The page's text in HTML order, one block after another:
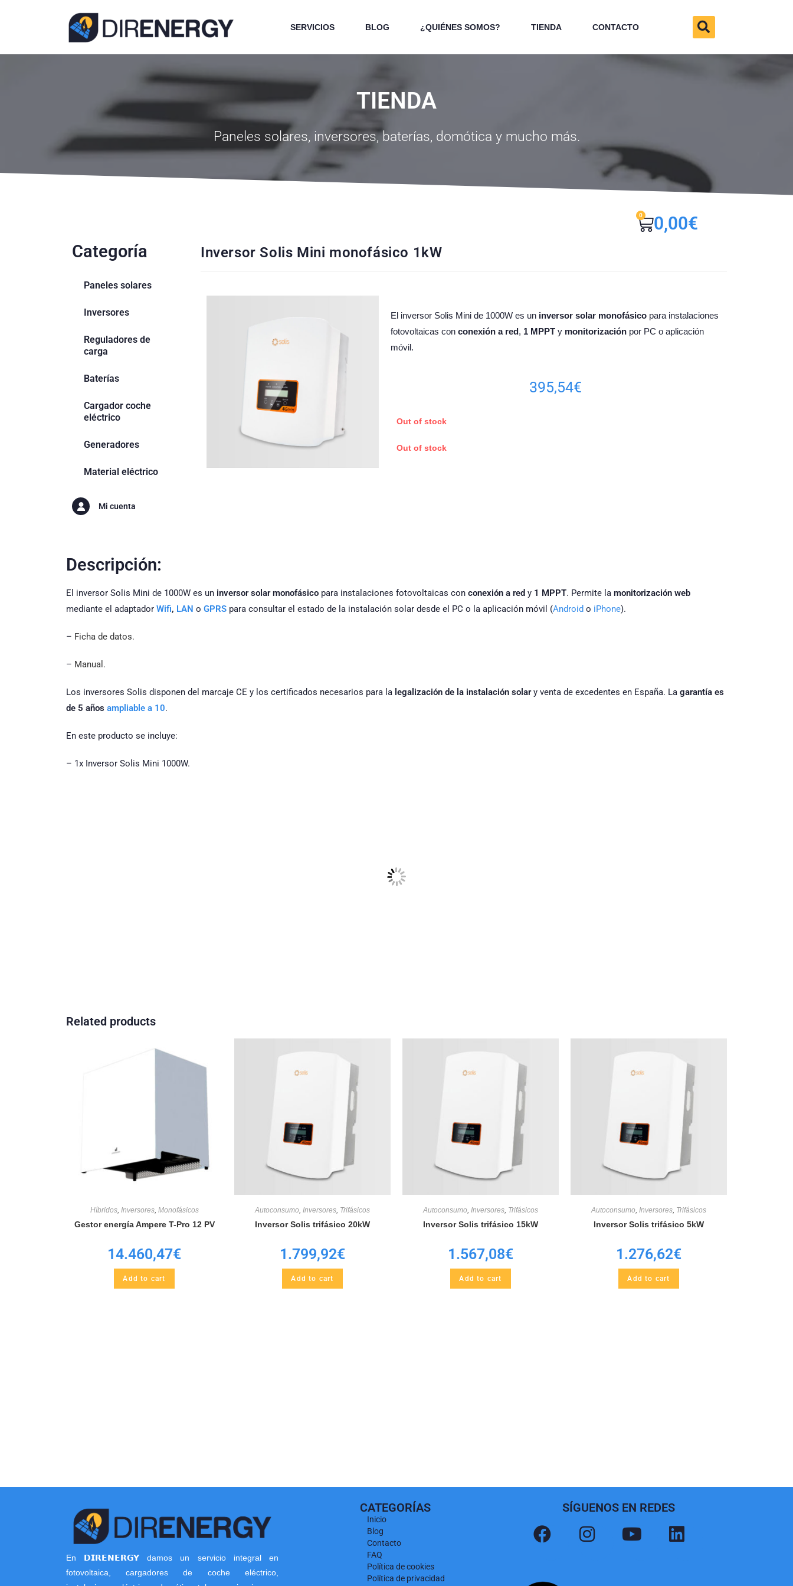
SERVICIOS BLOG ¿QUIÉNES SOMOS? TIENDA CONTACTO
TIENDA
Paneles solares, inversores, baterías, domótica y mucho más.
Categoría
Paneles solares
Inversores
Reguladores de
carga
Baterías
Cargador coche
eléctrico
Generadores
Material eléctrico
Mi cuenta
0,00€
0
Inversor Solis Mini monofásico 1kW
El inversor Solis Mini de 1000W es un inversor solar monofásico para instalaciones
fotovoltaicas conconexión a red, 1 MPPT y monitorización por PC o aplicación
móvil.
395,54€
Out of stock
Out of stock
Descripción:
El inversor Solis Mini de 1000W es un inversor solar monofásico para instalaciones fotovoltaicas con conexión a red y 1 MPPT. Permite la monitorización web
mediante el adaptador Wifi, LAN o GPRS para consultar el estado de la instalación solar desde el PC o la aplicación móvil (Android o iPhone).
– Ficha de datos.
– Manual.
Los inversores Solis disponen del marcaje CE y los certificados necesarios para la legalización de la instalación solary venta de excedentes en España. La garantía es
de 5 años ampliable a 10.
En este producto se incluye:
– 1x Inversor Solis Mini 1000W.
Related products
Híbridos, Inversores, Monofásicos
Gestor energía Ampere T-Pro 12 PV
14.460,47€
Add to cart
Autoconsumo, Inversores, Trifásicos
Inversor Solis trifásico 20kW
1.799,92€
Add to cart
Autoconsumo, Inversores, Trifásicos
Inversor Solis trifásico 15kW
1.567,08€
Add to cart
Autoconsumo, Inversores, Trifásicos
Inversor Solis trifásico 5kW
1.276,62€
Add to cart
En 𝗗𝗜𝗥𝗘𝗡𝗘𝗥𝗚𝗬 damos un servicio integral en
fotovoltaica, cargadores de coche eléctrico,
CATEGORÍAS
Inicio
Blog
Contacto
FAQ
Política de cookies
Política de privacidad
SÍGUENOS EN REDES